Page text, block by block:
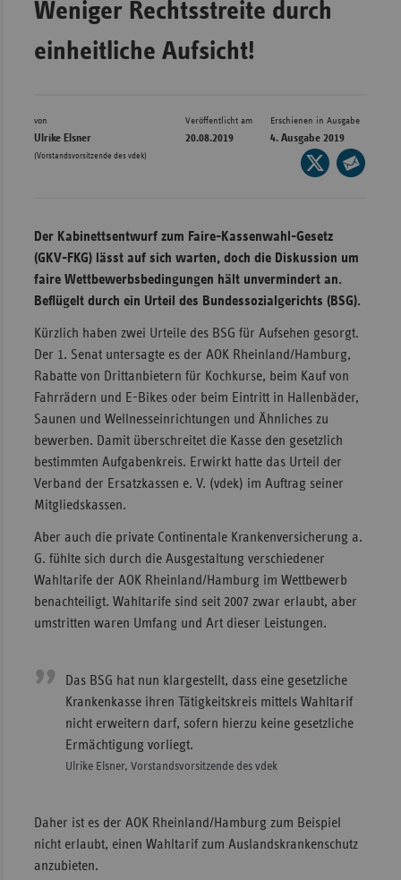
Hessen
Weniger Rechtsstreite durch
einheitliche Aufsicht!
von
Ulrike Elsner
(Vorstandsvorsitzende des vdek)
Veröffentlicht am
20.08.2019
Erschienen in Ausgabe
4. Ausgabe 2019
Seite
auf
Der Kabinettsentwurf zum Faire-Kassenwahl-Gesetz
(GKV-FKG) lässt auf sich warten, doch die Diskussion um
faire Wettbewerbsbedingungen hält unvermindert an.
Beflügelt durch ein Urteil des Bundessozialgerichts (BSG).
Kürzlich haben zwei Urteile des BSG für Aufsehen gesorgt.
Der 1. Senat untersagte es der AOK Rheinland/Hamburg,
Rabatte von Drittanbietern für Kochkurse, beim Kauf von
Fahrrädern und E-Bikes oder beim Eintritt in Hallenbäder,
Saunen und Wellnesseinrichtungen und Ähnliches zu
bewerben. Damit überschreitet die Kasse den gesetzlich
bestimmten Aufgabenkreis. Erwirkt hatte das Urteil der
Verband der Ersatzkassen e. V. (vdek) im Auftrag seiner
Mitgliedskassen.
Aber auch die private Continentale Krankenversicherung a.
G. fühlte sich durch die Ausgestaltung verschiedener
Wahltarife der AOK Rheinland/Hamburg im Wettbewerb
benachteiligt. Wahltarife sind seit 2007 zwar erlaubt, aber
umstritten waren Umfang und Art dieser Leistungen.
Das BSG hat nun klargestellt, dass eine gesetzliche
Krankenkasse ihren Tätigkeitskreis mittels Wahltarif
nicht erweitern darf, sofern hierzu keine gesetzliche
Ermächtigung vorliegt.
Ulrike Elsner, Vorstandsvorsitzende des vdek
Daher ist es der AOK Rheinland/Hamburg zum Beispiel
nicht erlaubt, einen Wahltarif zum Auslandskrankenschutz
anzubieten.